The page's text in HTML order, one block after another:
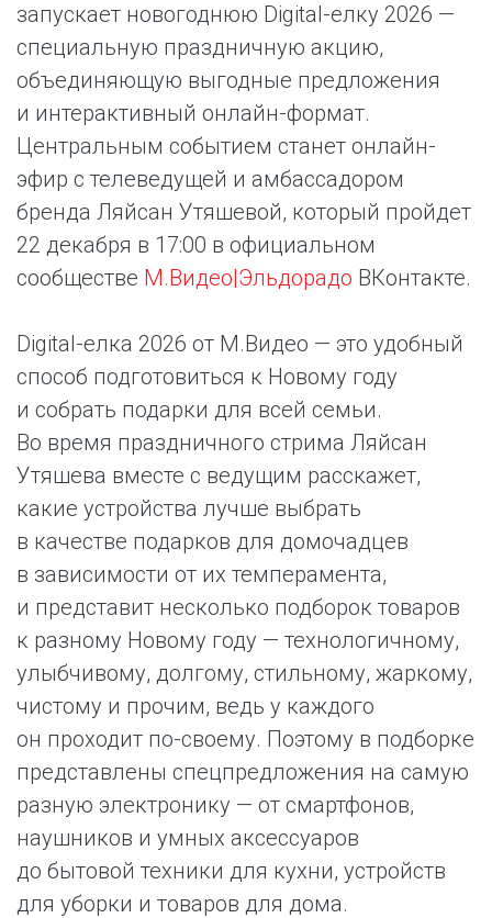
запускает новогоднюю Digital-елку 2026 —
специальную праздничную акцию,
объединяющую выгодные предложения
и интерактивный онлайн-формат.
Центральным событием станет онлайн-
эфир с телеведущей и амбассадором
бренда Ляйсан Утяшевой, который пройдет
22 декабря в 17:00 в официальном
сообществе М.Видео|Эльдорадо ВКонтакте.
Digital-елка 2026 от М.Видео — это удобный
способ подготовиться к Новому году
и собрать подарки для всей семьи.
Во время праздничного стрима Ляйсан
Утяшева вместе с ведущим расскажет,
какие устройства лучше выбрать
в качестве подарков для домочадцев
в зависимости от их темперамента,
и представит несколько подборок товаров
к разному Новому году — технологичному,
улыбчивому, долгому, стильному, жаркому,
чистому и прочим, ведь у каждого
он проходит по-своему. Поэтому в подборке
представлены спецпредложения на самую
разную электронику — от смартфонов,
наушников и умных аксессуаров
до бытовой техники для кухни, устройств
для уборки и товаров для дома.